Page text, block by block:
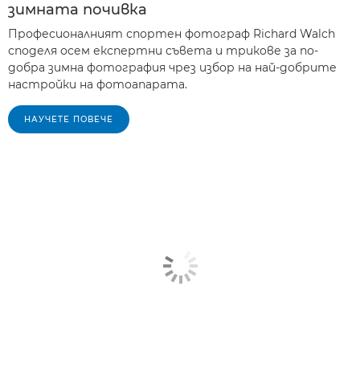
зимната почивка
Професионалният спортен фотограф Richard Walch
споделя осем експертни съвета и трикове за по-
добра зимна фотография чрез избор на най-добрите
настройки на фотоапарата.
НАУЧЕТЕ ПОВЕЧЕ